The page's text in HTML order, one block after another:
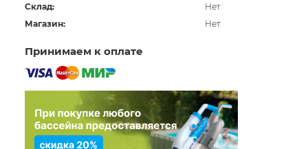
Склад:
Нет
Магазин:
Нет
Принимаем к оплате